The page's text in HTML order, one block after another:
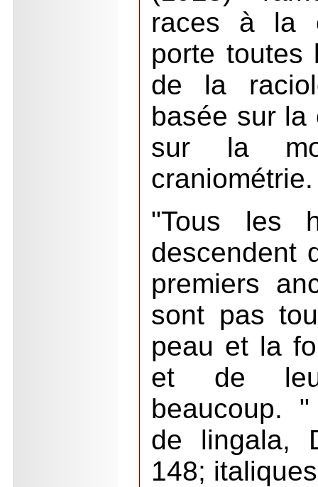
races à la
porte toutes
de la
basée sur la
sur la
"Tous les
descendent
premiers
sont pas
peau et la
et de
beaucoup.
de lingala,
148;